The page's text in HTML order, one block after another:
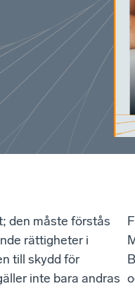
den måste förstås
rättigheter i
till skydd för
inte bara andras